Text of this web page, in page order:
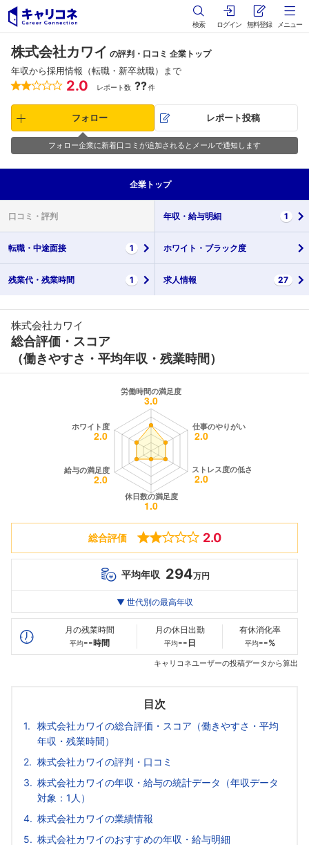
検索 ログイン 無料登録 メニュー
株式会社カワイ の評判・口コミ 企業トップ
年収から採用情報（転職・新卒就職）まで
2.0 レポート数 ??件
フォロー レポート投稿
フォロー企業に新着口コミが追加されるとメールで通知します
企業 トップ
口コミ・ 評判 年収・ 給与明細 1
転職・ 中途面接 1 ホワイト・ ブラック度
残業代・ 残業時間 1 求人情報 27
株式会社カワイ
総合評価・スコア
（働きやすさ・平均年収・残業時間）
総合評価 2.0
平均年収 294万円
最高年収
20代
294万
30代
--万
--万
▼ 世代別の最高年収
月の残業時間
平均--時間
月の休日出勤
平均-- 日
有休消化率
平均--%
キャリコネユーザーの投稿データから算出
目次
株式会社カワイの総合評価・スコア（働きやすさ・平均
年収・残業時間）
株式会社カワイの評判・口コミ
株式会社カワイの年収・給与の統計データ（年収データ
対象：1人）
株式会社カワイの業績情報
株式会社カワイのおすすめの年収・給与明細